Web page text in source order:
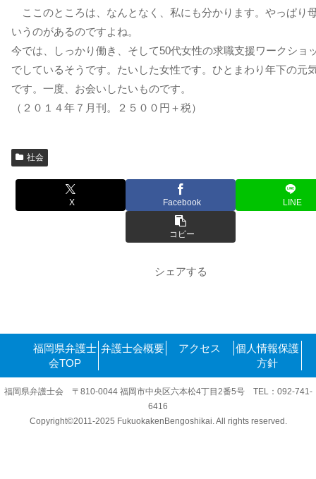
ここのところは、なんとなく、私にも分かります。やっぱり
いうのがあるのですよね。
今では、しっかり働き、そして50代女性の求職支援ワークショ
でしているそうです。たいした女性です。ひとまわり年下の元
です。一度、お会いしたいものです。
（２０１４年７月刊。２５００円＋税）
社会
X Facebook LINE
コピー
シェアする
福岡県弁護士
会TOP
弁護士会概要 アクセス
個人情報保護
方針
福岡県弁護士会 〒810-0044 福岡市中央区六本松4丁目2番5号 TEL：092-741-
6416
Copyright©2011-2025 FukuokakenBengoshikai. All rights reserved.